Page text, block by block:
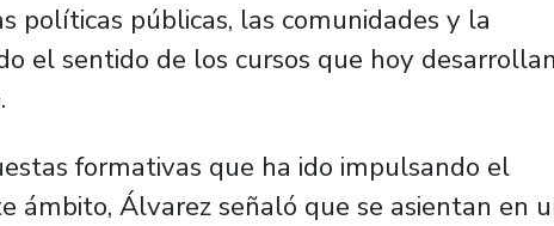
políticas públicas, las comunidades y la
el sentido de los cursos que hoy
formativas que ha ido impulsando el
ámbito, Álvarez señaló que se asientan en